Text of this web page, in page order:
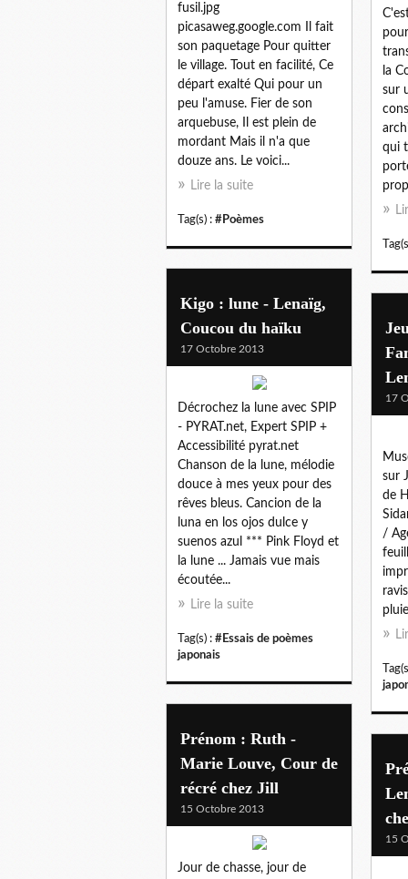
fusil.jpg
picasaweg.google.com Il fait
son paquetage Pour quitter
le village. Tout en facilité, Ce
départ exalté Qui pour un
peu l'amuse. Fier de son
arquebuse, Il est plein de
mordant Mais il n'a que
douze ans. Le voici...
Lire la suite
Tag(s) : #Poèmes
la
sur
qui
Kigo : lune - Lenaïg,
Coucou du haïku
17 Octobre 2013
Décrochez la lune avec SPIP
- PYRAT.net, Expert SPIP +
Accessibilité pyrat.net
Chanson de la lune, mélodie
douce à mes yeux pour des
rêves bleus. Cancion de la
luna en los ojos dulce y
suenos azul *** Pink Floyd et
la lune ... Jamais vue mais
écoutée...
Lire la suite
Tag(s) : #Essais de poèmes
japonais
17
sur
de
/
Prénom : Ruth -
Marie Louve, Cour de
récré chez Jill
15 Octobre 2013
Jour de chasse, jour de
15